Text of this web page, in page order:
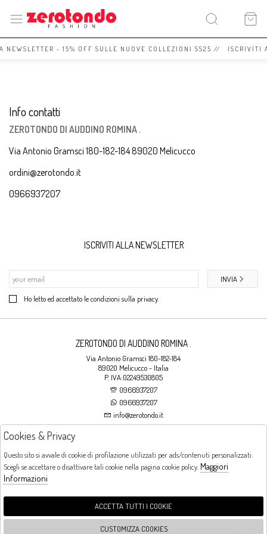
NEWSLETTER - 15% OFF SULLE NUOVE COLLEZIONI SS25 //
Info contatti
ZEROTONDO DI AUDDINO ROMINA .
Via Antonio Gramsci 180-182-184 89020 Melicucco
ordini@zerotondo.it
0966937207
ISCRIVITI ALLA NEWSLETTER
Ho letto ed accettato le condizioni sulla privacy.
INVIA
ZEROTONDO DI AUDDINO ROMINA .
Via Antonio Gramsci 180-182-184
89020 Melicucco - Italia
P. IVA:02249530805
0966937207
0966937207
info@zerotondo.it
Orari di apertura
LUNEDI: CHIUSO LA MATTINA - DALLE 16:00 ALLE 20:00 DAL MARTEDI AL
Cookies & Privacy
Questo sito si avvale di cookie di profilazione utilizzati per ads/contenuti personalizzati.
Scegli se accettare o disattivare tali cookie nella pagina cookie policy. Maggiori
Informazioni
ACCETTA TUTTI I COOKIE
CUSTOMIZZA COOKIES